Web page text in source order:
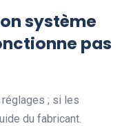
système
pas
; si les
du fabricant.